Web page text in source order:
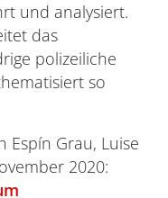
und analysiert.
das
polizeiliche
so
Espín Grau, Luise
2020: